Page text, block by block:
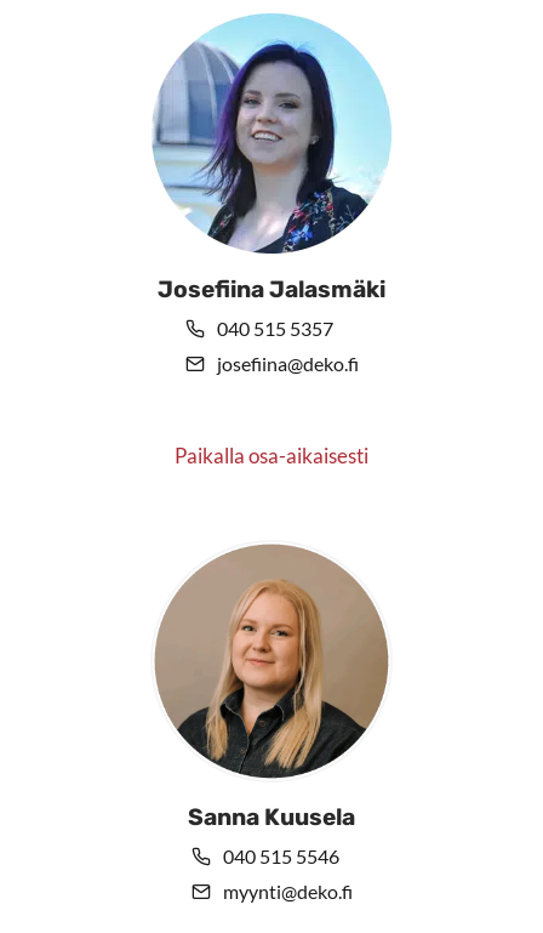
Josefiina Jalasmäki
040 515 5357
josefiina@deko.fi
Paikalla osa-aikaisesti
Sanna Kuusela
040 515 5546
myynti@deko.fi